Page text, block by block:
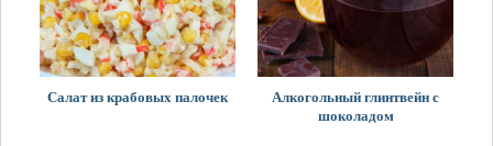
Салат из крабовых палочек
Алкогольный глинтвейн с
шоколадом